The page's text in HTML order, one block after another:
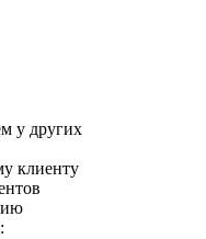
у других
клиенту